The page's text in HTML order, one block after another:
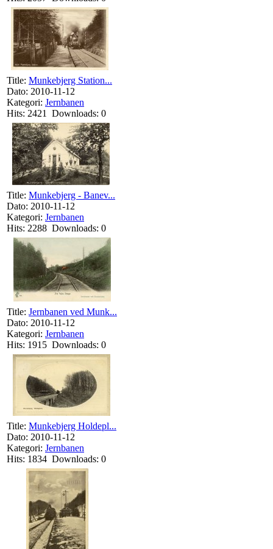
Title: Munkebjerg Station...
Dato: 2010-11-12
Kategori: Jernbanen
Hits: 2421 Downloads: 0
Title: Munkebjerg - Banev...
Dato: 2010-11-12
Kategori: Jernbanen
Hits: 2288 Downloads: 0
Title: Jernbanen ved Munk...
Dato: 2010-11-12
Kategori: Jernbanen
Hits: 1915 Downloads: 0
Title: Munkebjerg Holdepl...
Dato: 2010-11-12
Kategori: Jernbanen
Hits: 1834 Downloads: 0